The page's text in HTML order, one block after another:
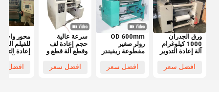
ورق الجدران
1000 كيلوغرام
آلة إعادة التدوير
السرعة للوحة
الورق الحراري
افضل سعر
OD 600mm
رولر صغير
مقطوعة ريفيندر
الجهاز 1300 Xافضل سعر
سرعة عالية
حجم إعادة لف
وقطع آلة قطع و
150m / min
افضل سعر
محور واحد
للفيلم
إعادة
سليتر إعادة
افضل